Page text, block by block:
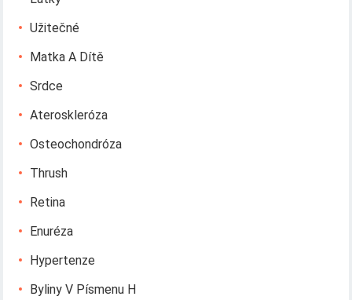
Užitečné
Matka A Dítě
Srdce
Ateroskleróza
Osteochondróza
Thrush
Retina
Enuréza
Hypertenze
Byliny V Písmenu H